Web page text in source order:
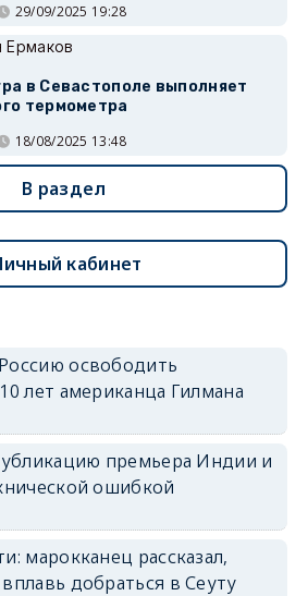
29/09/2025 19:28
Ермаков
в Севастополе выполняет
термометра
18/08/2025 13:48
В раздел
кабинет
освободить
лет американца Гилмана
премьера Индии и
ошибкой
марокканец рассказал,
добраться в Сеуту